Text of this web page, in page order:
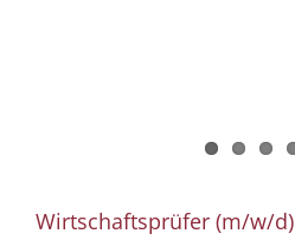
Wirtschaftsprüfer (m/w/d)